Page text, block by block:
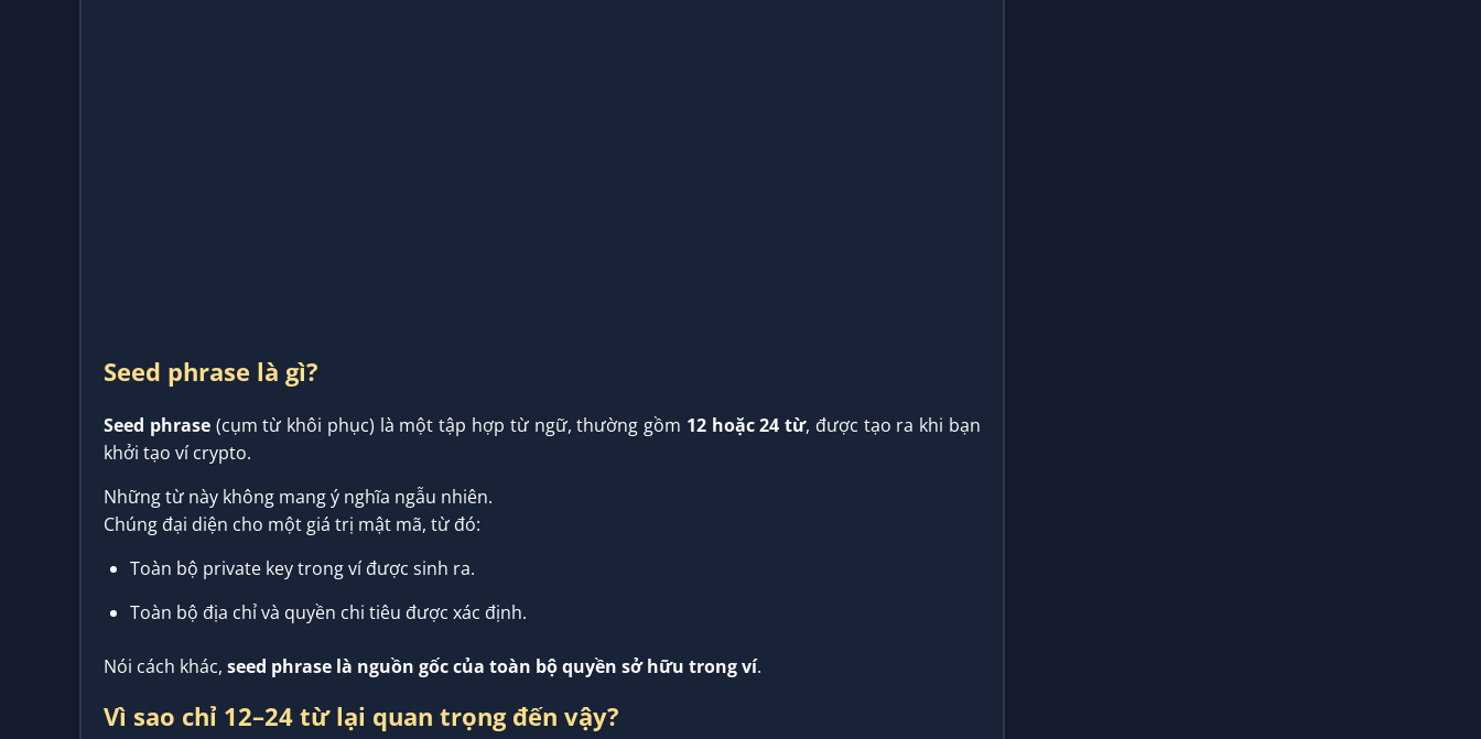
Seed phrase là gì?
Seed phrase(cụm từ khôi phục) là một tập hợp từ ngữ, thường gồm 12 hoặc 24 từ, được tạo ra khi bạn
khởi tạo ví crypto.
Những từ này không mang ý nghĩa ngẫu nhiên.
Chúng đại diện cho một giá trị mật mã, từ đó:
Toàn bộ private key trong ví được sinh ra.
Toàn bộ địa chỉ và quyền chi tiêu được xác định.
Nói cách khác, seed phrase là nguồn gốc của toàn bộ quyền sở hữu trong ví.
Vì sao chỉ 12–24 từ lại quan trọng đến vậy?